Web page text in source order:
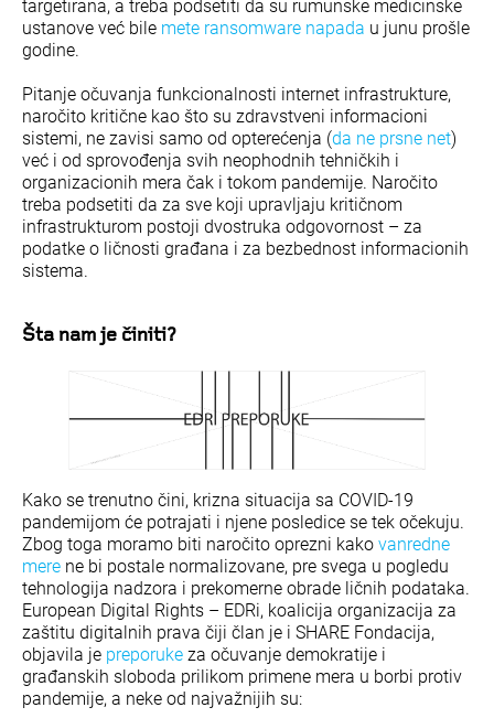
targetirana, a treba podsetiti da su rumunske medicinske
ustanove već bile mete ransomware napada u junu prošle
godine.
Pitanje očuvanja funkcionalnosti internet infrastrukture,
naročito kritične kao što su zdravstveni informacioni
sistemi, ne zavisi samo od opterećenja (da ne prsne net)
već i od sprovođenja svih neophodnih tehničkih i
organizacionih mera čak i tokom pandemije. Naročito
treba podsetiti da za sve koji upravljaju kritičnom
infrastrukturom postoji dvostruka odgovornost – za
podatke o ličnosti građana i za bezbednost informacionih
sistema.
Šta nam je činiti?
Kako se trenutno čini, krizna situacija sa COVID-19
pandemijom će potrajati i njene posledice se tek očekuju.
Zbog toga moramo biti naročito oprezni kako vanredne
mere ne bi postale normalizovane, pre svega u pogledu
tehnologija nadzora i prekomerne obrade ličnih podataka.
European Digital Rights – EDRi, koalicija organizacija za
zaštitu digitalnih prava čiji član je i SHARE Fondacija,
objavila je preporuke za očuvanje demokratije i
građanskih sloboda prilikom primene mera u borbi protiv
pandemije, a neke od najvažnijih su: